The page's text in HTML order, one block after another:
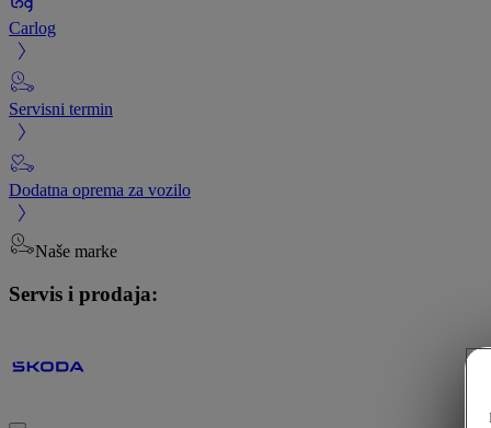
Carlog
Servisni termin
Dodatna oprema za vozilo
Naše marke
Servis i prodaja: